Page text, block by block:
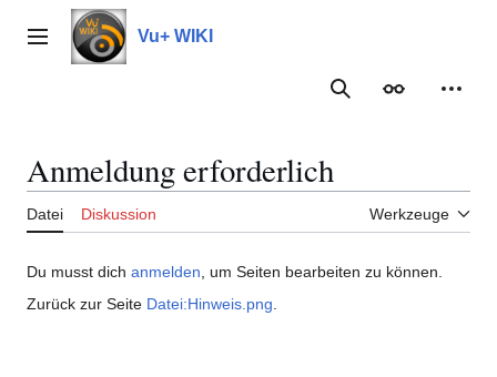
Inhalt
springenHauptmenü Vu+ WIKI
Suche
Anmeldung erforderlich
Datei Diskussion Werkzeuge
Du musst dich anmelden , um Seiten bearbeiten zu können.
Zurück zur Seite Datei:Hinweis.png